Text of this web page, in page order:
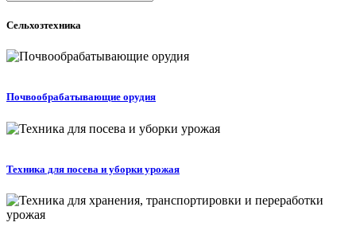
Сельхозтехника
Почвообрабатывающие орудия
Техника для посева и уборки урожая